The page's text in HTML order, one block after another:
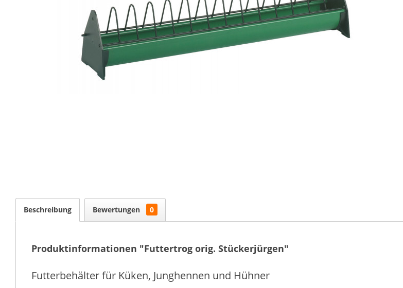
Beschreibung Bewertungen 0
Produktinformationen "Futtertrog orig. Stückerjürgen"
Futterbehälter für Küken, Junghennen und Hühner